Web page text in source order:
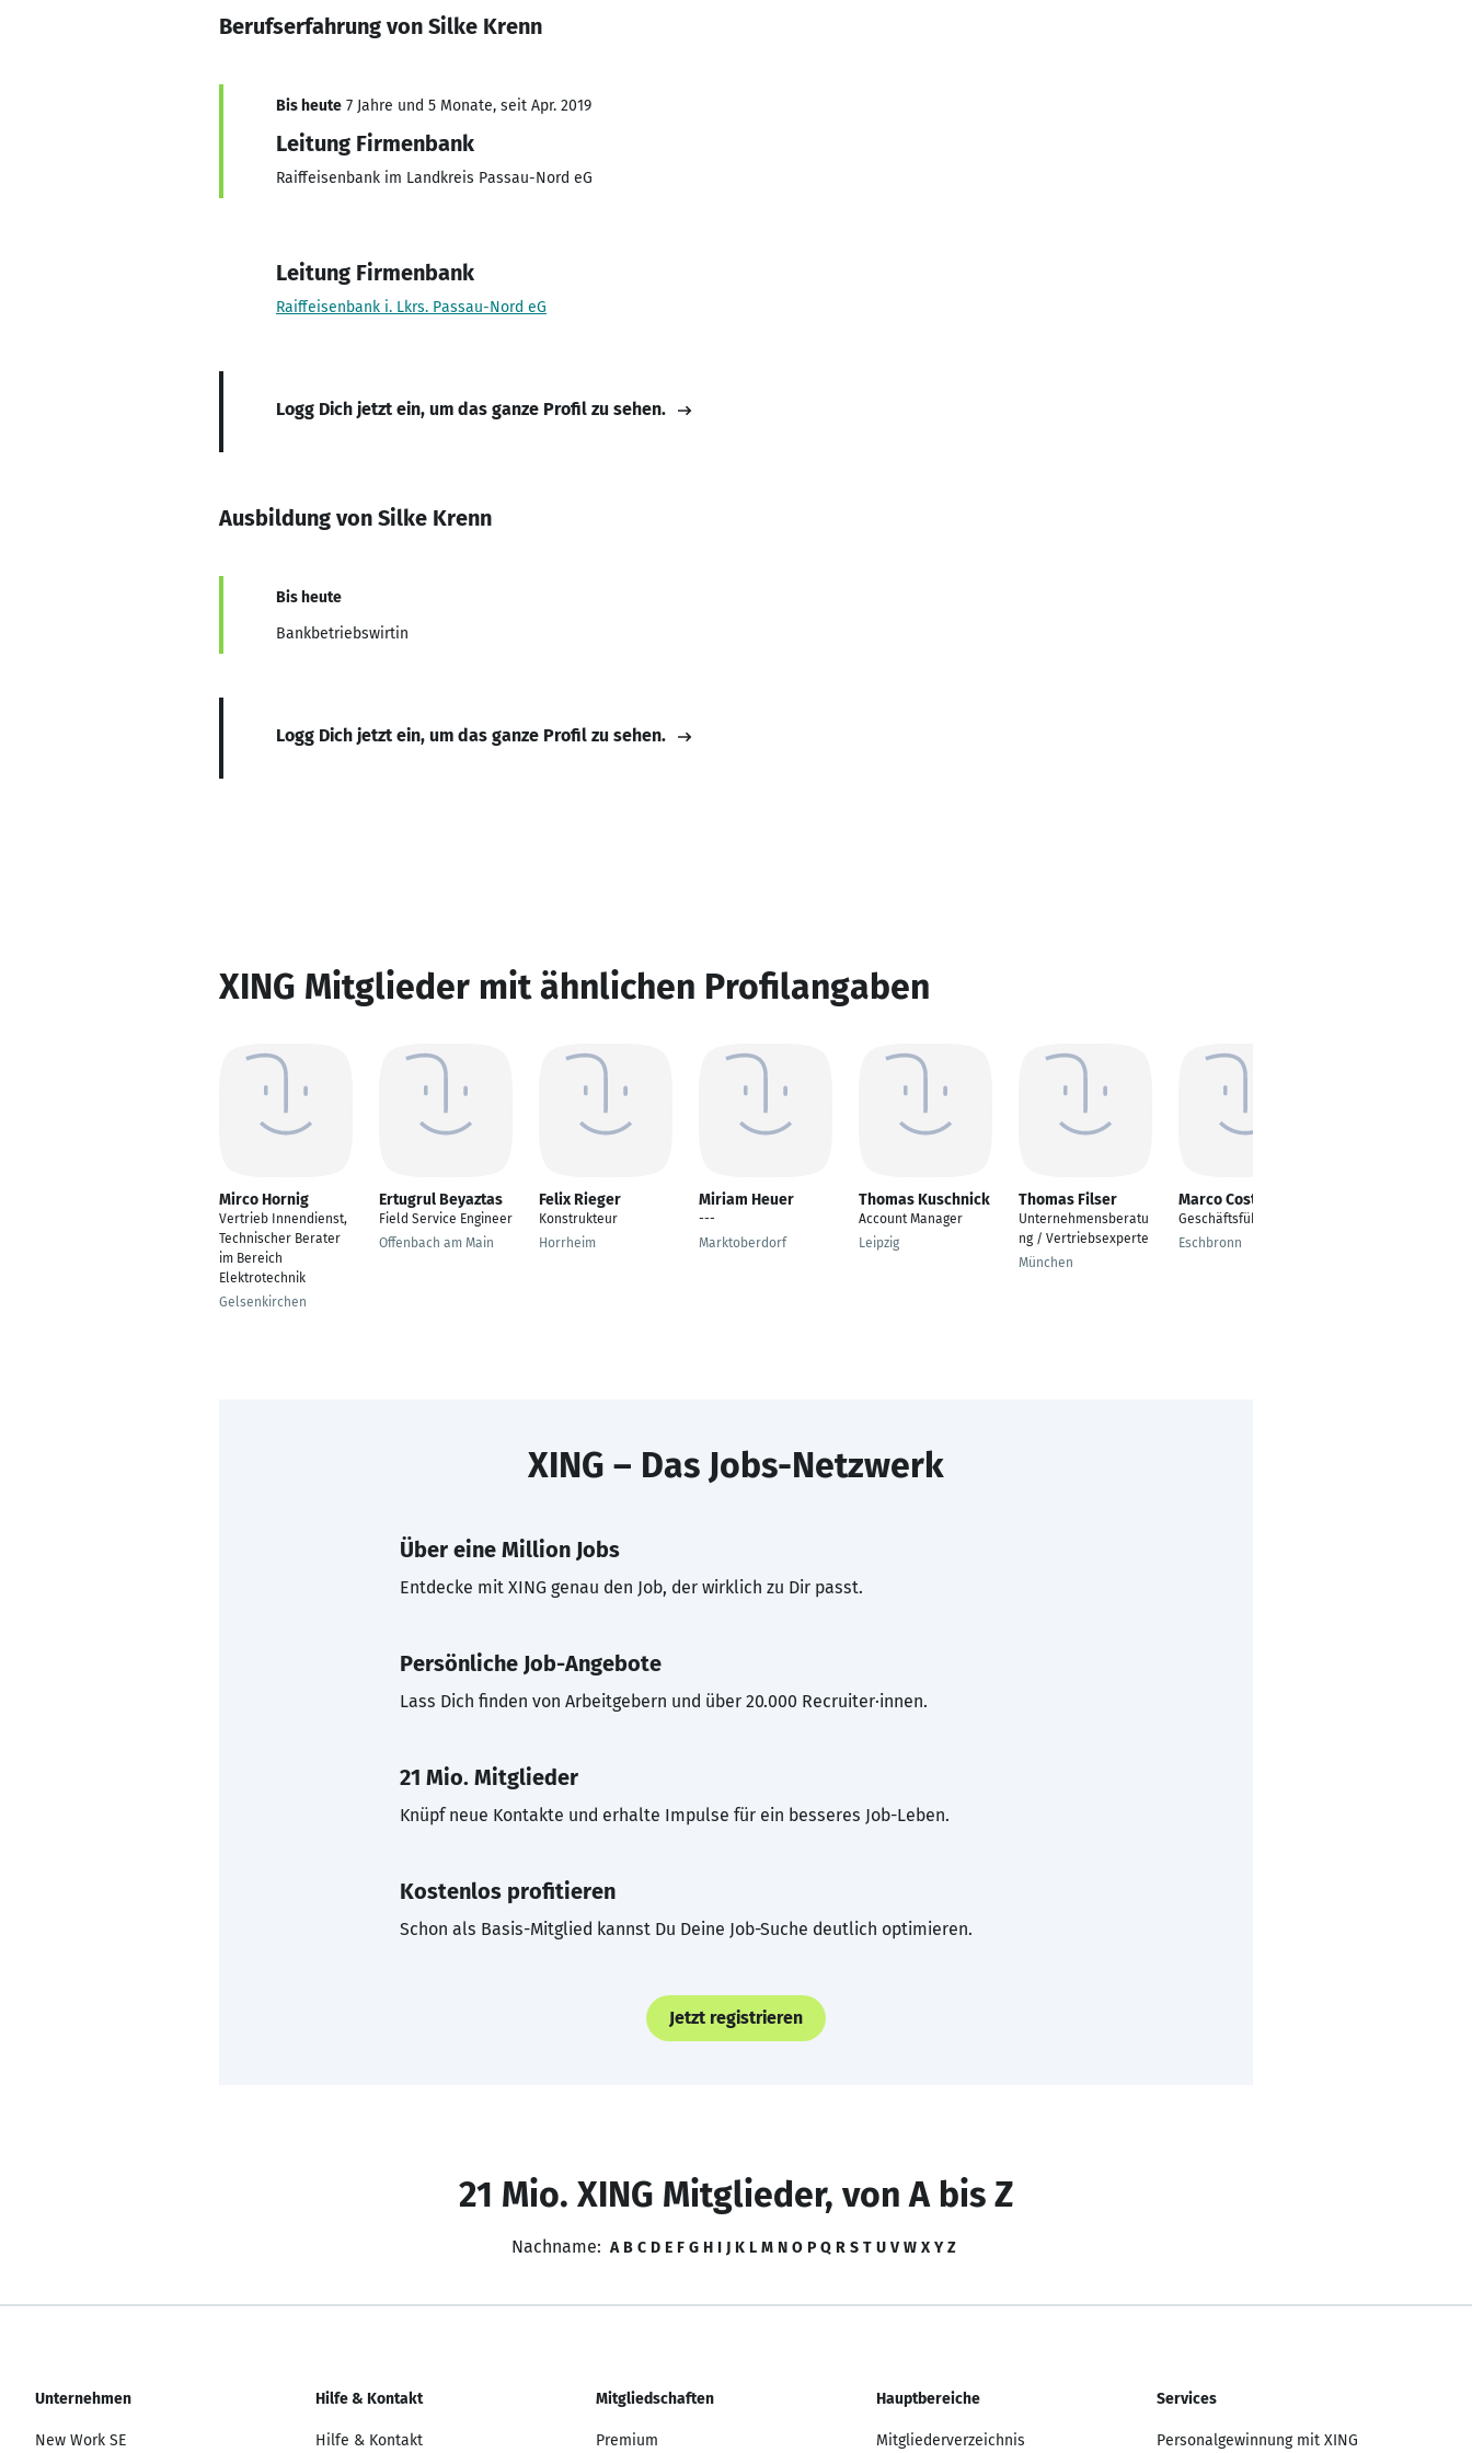
Berufserfahrung von Silke Krenn
Bis heute 7 Jahre und 5 Monate, seit Apr. 2019
Leitung Firmenbank
Raiffeisenbank im Landkreis Passau-Nord eG
Leitung Firmenbank
Raiffeisenbank i. Lkrs. Passau-Nord eG
Logg Dich jetzt ein, um das ganze Profil zu sehen.
Ausbildung von Silke Krenn
Bis heute
Bankbetriebswirtin
Logg Dich jetzt ein, um das ganze Profil zu sehen.
XING Mitglieder mit ähnlichen Profilangaben
Mirco Hornig
Vertrieb Innendienst,
Technischer Berater
im Bereich
Elektrotechnik
Gelsenkirchen
Ertugrul Beyaztas
Field Service Engineer
Offenbach am Main
Felix Rieger
Konstrukteur
Horrheim
Miriam Heuer
---
Marktoberdorf
Thomas Kuschnick
Account Manager
Leipzig
Thomas Filser
Unternehmensberatu
ng / Vertriebsexperte
München
Marco Costantino
Geschäftsführer
Eschbronn
XING – Das Jobs-Netzwerk
Über eine Million Jobs
Entdecke mit XING genau den Job, der wirklich zu Dir passt.
Persönliche Job-Angebote
Lass Dich finden von Arbeitgebern und über 20.000 Recruiter·innen.
21 Mio. Mitglieder
Knüpf neue Kontakte und erhalte Impulse für ein besseres Job-Leben.
Kostenlos profitieren
Schon als Basis-Mitglied kannst Du Deine Job-Suche deutlich optimieren.
Jetzt registrieren
21 Mio. XING Mitglieder, von A bis Z
Nachname: A B C D E F G H I J K L M N O P Q R S T U V W X Y Z
Unternehmen
New Work SE
Hilfe & Kontakt
Hilfe & Kontakt
Mitgliedschaften
Premium
Hauptbereiche
Mitgliederverzeichnis
Services
Personalgewinnung mit XING